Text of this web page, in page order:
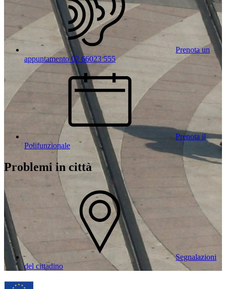
Prenota un
appuntamento 02 66023 555
Prenota il
Polifunzionale
Problemi in città
Segnalazioni
del cittadino